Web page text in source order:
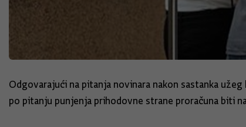
Odgovarajući na pitanja novinara nakon sastanka
po pitanju punjenja prihodovne strane proračuna biti